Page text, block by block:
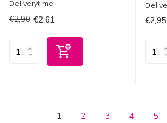
Deliverytime
€2,90 €2,61 €2,95
1 2 3 4 5